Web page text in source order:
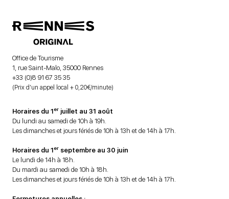
Office de Tourisme
1, rue Saint-Malo, 35000 Rennes
+33 (0)8 91 67 35 35
(Prix d’un appel local + 0,20€/minute)
Horaires du 1er juillet au 31 août
Du lundi au samedi de 10h à 19h.
Les dimanches et jours fériés de 10h à 13h et de 14h à 17h.
Horaires du 1er septembre au 30 juin
Le lundi de 14h à 18h.
Du mardi au samedi de 10h à 18h.
Les dimanches et jours fériés de 10h à 13h et de 14h à 17h.